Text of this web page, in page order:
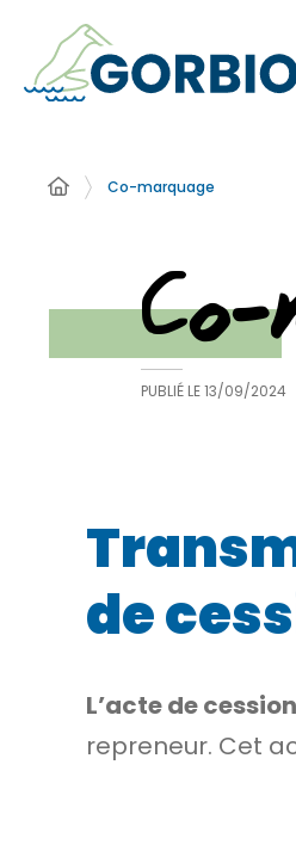
Co-marquage
PUBLIÉ LE13/09/2024
de
L’acte de cession
repreneur. Cet